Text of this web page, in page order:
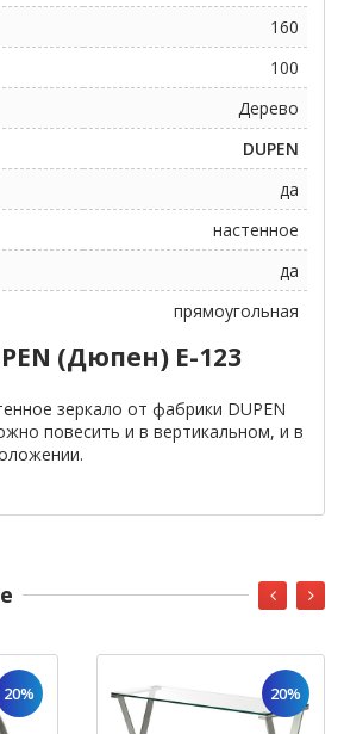
160
100
Дерево
DUPEN
да
настенное
да
прямоугольная
(Дюпен) E-123
зеркало от фабрики DUPEN
повесить и в вертикальном, и в
20% 20%